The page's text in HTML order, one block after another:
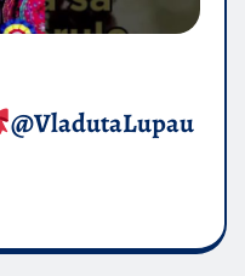
​@VladutaLupau